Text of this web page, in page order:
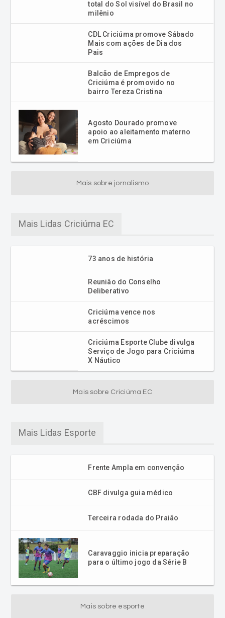
total do Sol visível do Brasil no
milênio
CDL Criciúma promove Sábado
Mais com ações de Dia dos
Pais
Balcão de Empregos de
Criciúma é promovido no
bairro Tereza Cristina
Agosto Dourado promove
apoio ao aleitamento materno
em Criciúma
Mais sobre jornalismo
Mais Lidas Criciúma EC
73 anos de história
Reunião do Conselho
Deliberativo
Criciúma vence nos
acréscimos
Criciúma Esporte Clube divulga
Serviço de Jogo para Criciúma
X Náutico
Mais sobre Criciúma EC
Mais Lidas Esporte
Frente Ampla em convenção
CBF divulga guia médico
Terceira rodada do Praião
Caravaggio inicia preparação
para o último jogo da Série B
Mais sobre esporte